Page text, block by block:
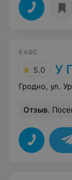
КАФЕ
5.0 У
Гродно, ул.
Отзыв. Посещали